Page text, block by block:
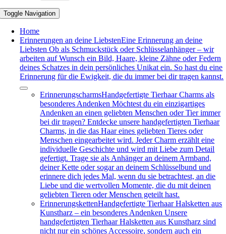
Toggle Navigation
Home
Erinnerungen an deine LiebstenEine Erinnerung an deine
Liebsten Ob als Schmuckstück oder Schlüsselanhänger – wir
arbeiten auf Wunsch ein Bild, Haare, kleine Zähne oder Federn
deines Schatzes in dein persönliches Unikat ein. So hast du eine
Erinnerung für die Ewigkeit, die du immer bei dir tragen kannst.
ErinnerungscharmsHandgefertigte Tierhaar Charms als
besonderes Andenken Möchtest du ein einzigartiges
Andenken an einen geliebten Menschen oder Tier immer
bei dir tragen? Entdecke unsere handgefertigten Tierhaar
Charms, in die das Haar eines geliebten Tieres oder
Menschen eingearbeitet wird. Jeder Charm erzählt eine
individuelle Geschichte und wird mit Liebe zum Detail
gefertigt. Trage sie als Anhänger an deinem Armband,
deiner Kette oder sogar an deinem Schlüsselbund und
erinnere dich jedes Mal, wenn du sie betrachtest, an die
Liebe und die wertvollen Momente, die du mit deinen
geliebten Tieren oder Menschen geteilt hast.
ErinnerungskettenHandgefertigte Tierhaar Halsketten aus
Kunstharz – ein besonderes Andenken Unsere
handgefertigten Tierhaar Halsketten aus Kunstharz sind
nicht nur ein schönes Accessoire, sondern auch ein